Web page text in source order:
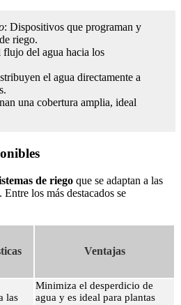
: Dispositivos que programan y
riego.
flujo del agua hacia los
el agua directamente a
una cobertura amplia, ideal
de riego que se adaptan a las
los más destacados se
Ventajas
las
Minimiza el desperdicio de
agua y es ideal para plantas